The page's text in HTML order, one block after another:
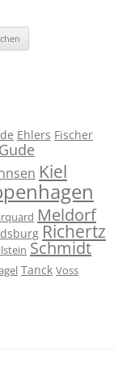
Ehlers Fischer
Gude
Kiel
Meldorf
Richertz
Schmidt
Tanck Voss